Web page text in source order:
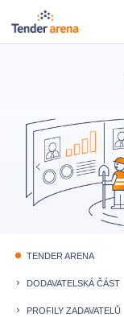
fiber_manual_record TENDER ARENA
keyboard_arrow_right DODAVATELSKÁ ČÁST
keyboard_arrow_right PROFILY ZADAVATELŮ